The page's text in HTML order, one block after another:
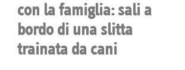
con la famiglia: sali a
bordo di una slitta
trainata da cani